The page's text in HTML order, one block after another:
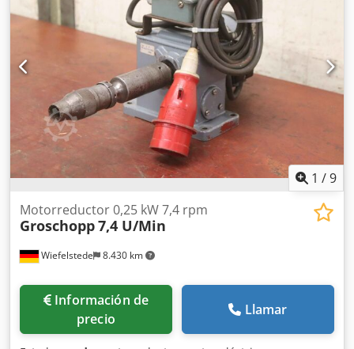
1 /9
Wiefelstede 8.430 km
Motorreductor 0,25 kW 7,4 rpm
Groschopp7,4 U/Min
Información de
precio
Llamar